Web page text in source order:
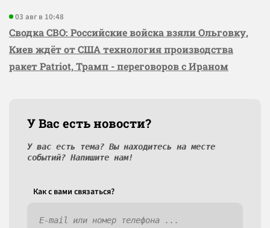
03 авг в 10:48
Сводка СВО: Российские войска взяли Ольговку,
Киев ждёт от США технология производства
ракет Patriot, Трамп - переговоров с Ираном
У Вас есть новости?
У вас есть тема? Вы находитесь на месте
событий? Напишите нам!
Как c вами связаться?